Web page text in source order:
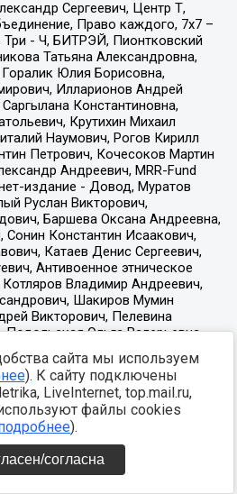
сайта мы используем
). К сайту подключены
LiveInternet, top.mail.ru,
файлы cookies
).
согласна